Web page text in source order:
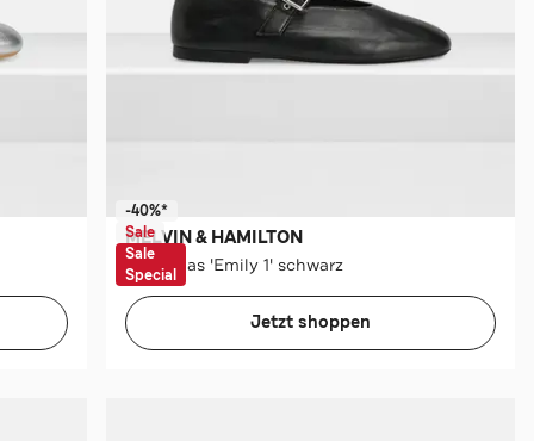
MELVIN & HAMILTON
Ballerinas 'Emily 1' schwarz
-40%*
Sale
Sale
Special
Jetzt shoppen